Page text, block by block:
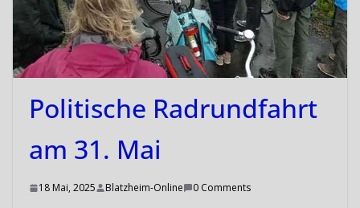
Politische Radrundfahrt
am 31. Mai
18 Mai, 2025 Blatzheim-Online 0 Comments